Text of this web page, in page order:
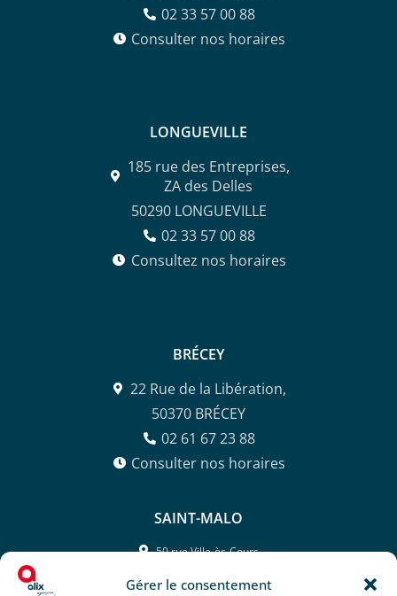
Gérer le consentement
02 33 57 00 88
Consulter nos horaires
LONGUEVILLE
185 rue des Entreprises,
ZA des Delles
50290 LONGUEVILLE
02 33 57 00 88
Consultez nos horaires
BRÉCEY
22 Rue de la Libération,
50370 BRÉCEY
02 61 67 23 88
Consulter nos horaires
SAINT-MALO
50 rue Ville-ès-Cours,